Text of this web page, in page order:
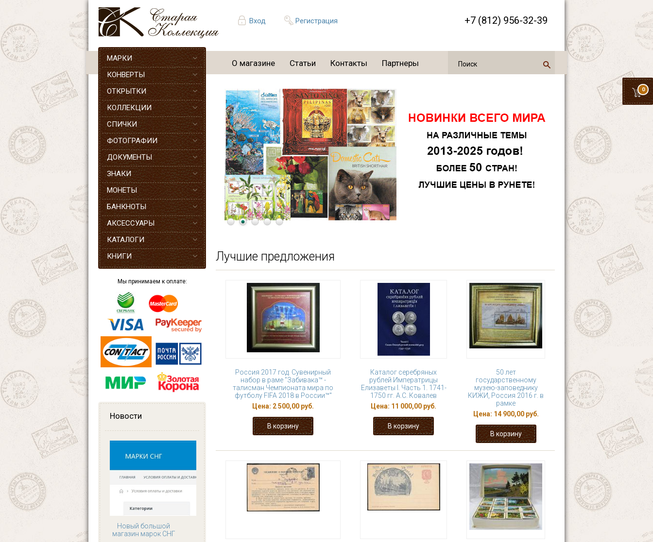
Вход Регистрация +7 (812) 956-32-39
0
О магазине Статьи Контакты Партнеры
МАРКИ
КОНВЕРТЫ
ОТКРЫТКИ
КОЛЛЕКЦИИ
СПИЧКИ
ФОТОГРАФИИ
ДОКУМЕНТЫ
ЗНАКИ
МОНЕТЫ
БАНКНОТЫ
АКСЕССУАРЫ
КАТАЛОГИ
КНИГИ
Мы принимаем к оплате:
Новости
Новый большой
магазин марок СНГ
Лучшие предложения
Россия 2017 год. Сувенирный
набор в раме "Забивака™ -
талисман Чемпионата мира по
футболу FIFA 2018 в России™"
Цена: 2 500,00 руб.
Каталог серебряных
рублей Императрицы
Елизаветы I. Часть 1. 1741-
1750 гг. А.С. Ковалев
Цена: 11 000,00 руб.
50 лет
государственному
музею-заповеднику
КИЖИ, Россия 2016 г. в
рамке
Цена: 14 900,00 руб.